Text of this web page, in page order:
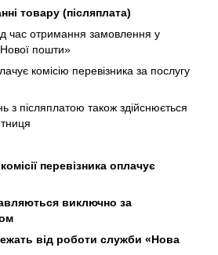
товару (післяплата)
час отримання замовлення у
пошти»
комісію перевізника за послугу
з післяплатою також здійснюється
перевізника оплачує
виключно за
від роботи служби «Нова